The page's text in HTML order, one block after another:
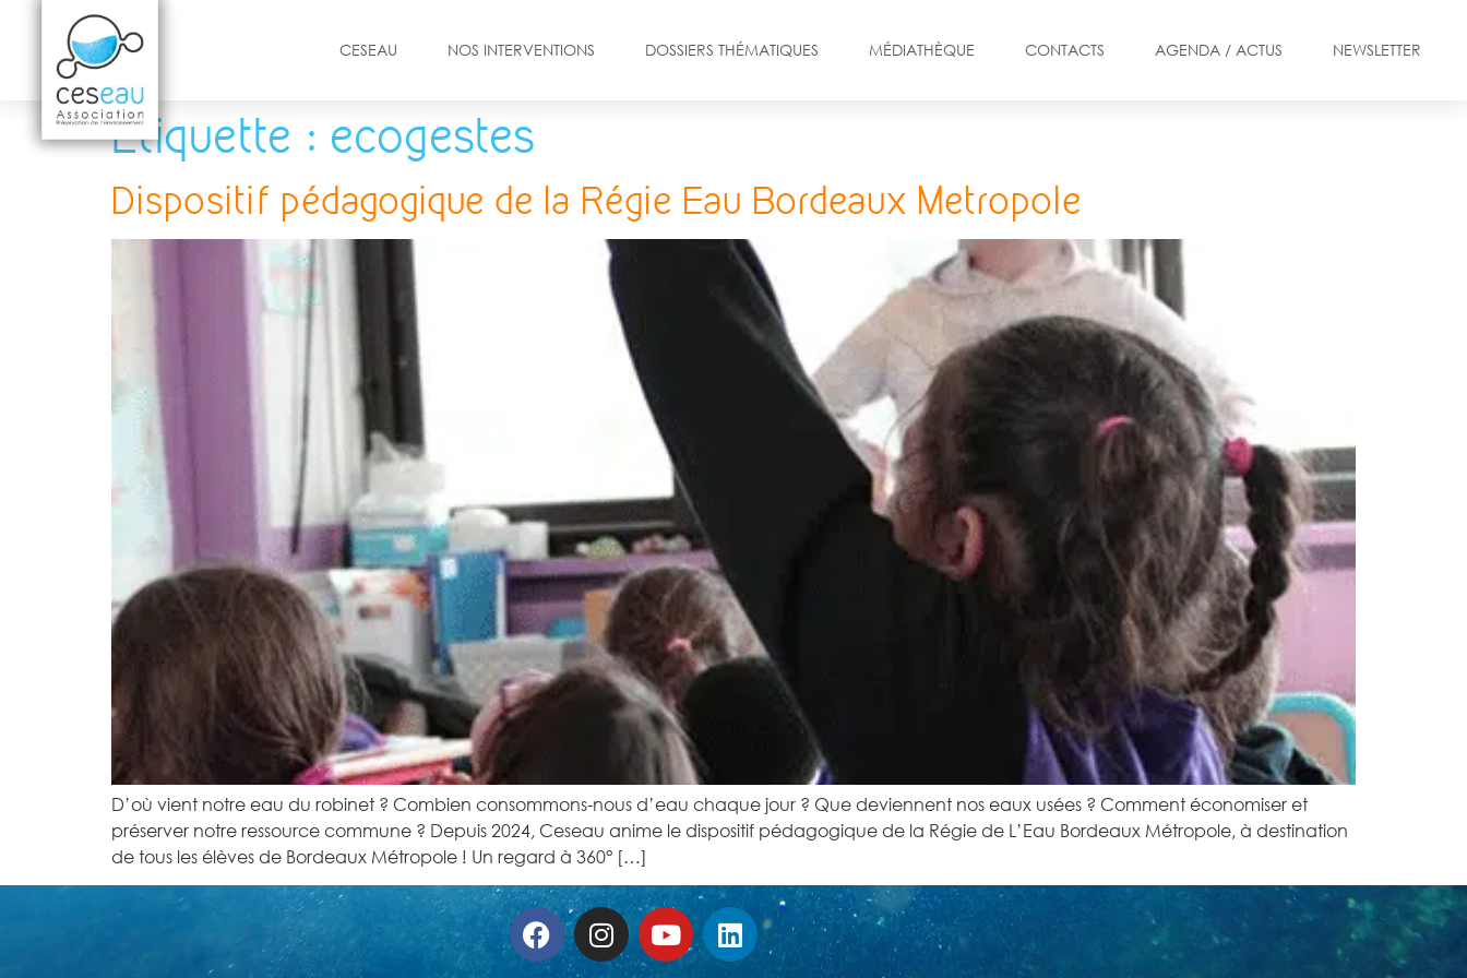
CESEAU NOS INTERVENTIONS DOSSIERS THÉMATIQUES MÉDIATHÈQUE CONTACTS AGENDA / ACTUS NEWSLETTER
Étiquette : ecogestes
Dispositif pédagogique de la Régie Eau Bordeaux Metropole
D’où vient notre eau du robinet ? Combien consommons-nous d’eau chaque jour ? Que deviennent nos eaux usées ? Comment économiser et
préserver notre ressource commune ? Depuis 2024, Ceseau anime le dispositif pédagogique de la Régie de L’Eau Bordeaux Métropole, à destination
de tous les élèves de Bordeaux Métropole ! Un regard à 360° […]